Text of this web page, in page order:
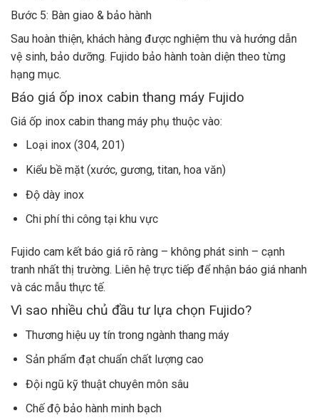
Bước 5: Bàn giao & bảo hành
Sau hoàn thiện, khách hàng được nghiệm thu và hướng dẫn
vệ sinh, bảo dưỡng. Fujido bảo hành toàn diện theo từng
hạng mục.
Báo giá ốp inox cabin thang máy Fujido
Giá ốp inox cabin thang máy phụ thuộc vào:
Loại inox (304, 201)
Kiểu bề mặt (xước, gương, titan, hoa văn)
Độ dày inox
Chi phí thi công tại khu vực
Fujido cam kết báo giá rõ ràng – không phát sinh – cạnh
tranh nhất thị trường. Liên hệ trực tiếp để nhận báo giá nhanh
và các mẫu thực tế.
Vì sao nhiều chủ đầu tư lựa chọn Fujido?
Thương hiệu uy tín trong ngành thang máy
Sản phẩm đạt chuẩn chất lượng cao
Đội ngũ kỹ thuật chuyên môn sâu
Chế độ bảo hành minh bạch